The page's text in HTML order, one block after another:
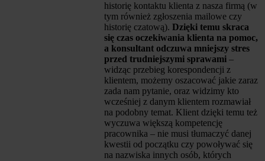
historię kontaktu klienta z nasza firmą (w
tym również zgłoszenia mailowe czy
historię czatową). Dzięki temu skraca
się czas oczekiwania klienta na pomoc,
a konsultant odczuwa mniejszy stres
przed trudniejszymi sprawami –
widząc przebieg korespondencji z
klientem, możemy oszacować jakie zaraz
zada nam pytanie, oraz widzimy kto
wcześniej z danym klientem rozmawiał
na podobny temat. Klient dzięki temu też
wyczuwa większą kompetencję
pracownika – nie musi tłumaczyć danej
kwestii od początku czy powoływać się
na nazwiska innych osób, których